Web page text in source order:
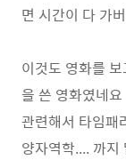
면 시간이 다 가
이것도 영화를
을 쓴 영화였네
관련해서 타임패
양자역학.... 까지